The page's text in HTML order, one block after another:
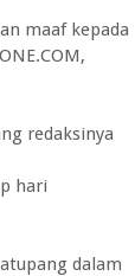
maaf kepada
redaksinya
hari
dalam